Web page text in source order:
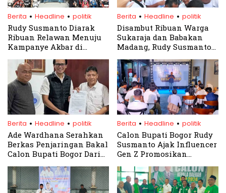
Berita . Headline . politik
Rudy Susmanto Diarak
Ribuan Relawan Menuju
Kampanye Akbar di
Berita . Headline . politik
Disambut Ribuan Warga
Sukaraja dan Babakan
Madang, Rudy Susmanto
Mutlak di Dapil 1
Berita . Headline . politik
Ade Wardhana Serahkan
Berkas Penjaringan Bakal
Calon Bupati Bogor Dari
Berita . Headline . politik
Calon Bupati Bogor Rudy
Susmanto Ajak Influencer
Gen Z Promosikan